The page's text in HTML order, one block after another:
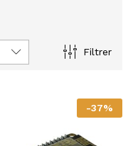
Filtrer
-37%